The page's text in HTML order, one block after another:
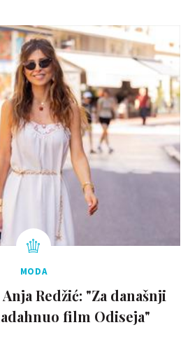
MODA
Redžić: "Za današnji
film Odiseja"